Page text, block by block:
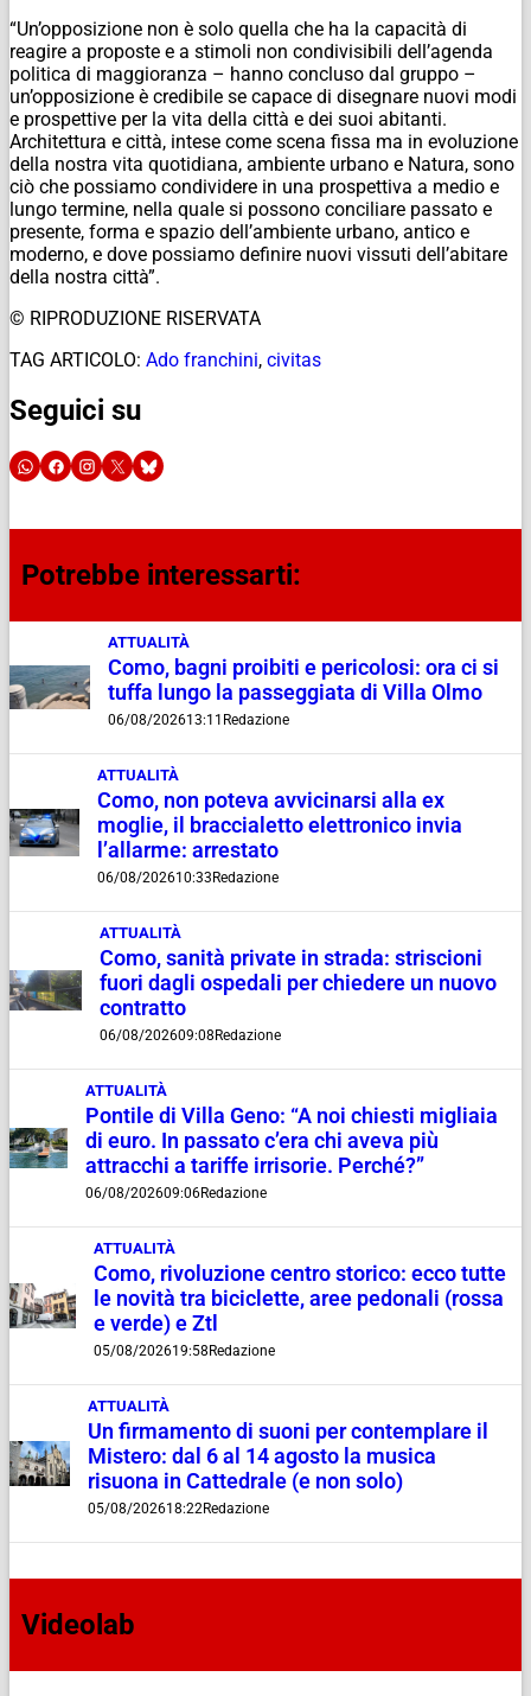
“Un’opposizione non è solo quella che ha la capacità di
reagire a proposte e a stimoli non condivisibili dell’agenda
politica di maggioranza – hanno concluso dal gruppo –
un’opposizione è credibile se capace di disegnare nuovi modi
e prospettive per la vita della città e dei suoi abitanti.
Architettura e città, intese come scena fissa ma in evoluzione
della nostra vita quotidiana, ambiente urbano e Natura, sono
ciò che possiamo condividere in una prospettiva a medio e
lungo termine, nella quale si possono conciliare passato e
presente, forma e spazio dell’ambiente urbano, antico e
moderno, e dove possiamo definire nuovi vissuti dell’abitare
della nostra città”.
© RIPRODUZIONE RISERVATA
TAG ARTICOLO: Ado franchini, civitas
Seguici su
Potrebbe interessarti:
ATTUALITÀ
Como, bagni proibiti e pericolosi: ora ci si
tuffa lungo la passeggiata di Villa Olmo
06/08/202613:11 Redazione
ATTUALITÀ
Como, non poteva avvicinarsi alla ex
moglie, il braccialetto elettronico invia
l’allarme: arrestato
06/08/202610:33 Redazione
ATTUALITÀ
Como, sanità private in strada: striscioni
fuori dagli ospedali per chiedere un nuovo
contratto
06/08/202609:08 Redazione
ATTUALITÀ
Pontile di Villa Geno: “A noi chiesti migliaia
di euro. In passato c’era chi aveva più
attracchi a tariffe irrisorie. Perché?”
06/08/202609:06Redazione
ATTUALITÀ
Como, rivoluzione centro storico: ecco tutte
le novità tra biciclette, aree pedonali (rossa
e verde) e Ztl
05/08/202619:58 Redazione
ATTUALITÀ
Un firmamento di suoni per contemplare il
Mistero: dal 6 al 14 agosto la musica
risuona in Cattedrale (e non solo)
05/08/202618:22Redazione
Videolab